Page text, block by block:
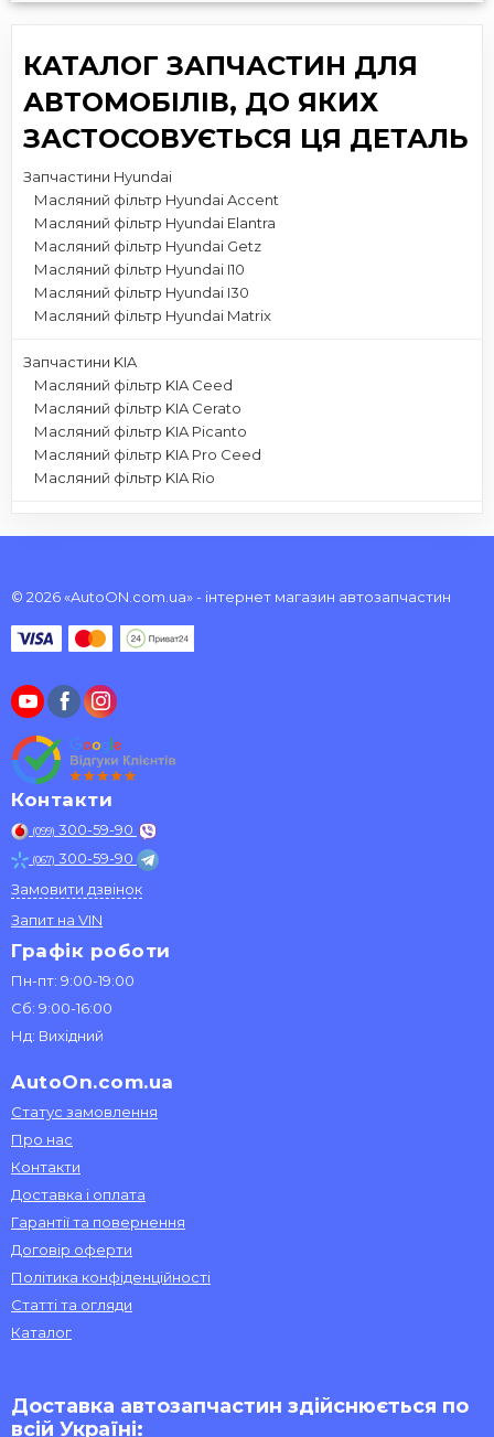
КАТАЛОГ ЗАПЧАСТИН ДЛЯ
АВТОМОБІЛІВ, ДО ЯКИХ
ЗАСТОСОВУЄТЬСЯ ЦЯ ДЕТАЛЬ
Запчастини Hyundai
Масляний фільтр Hyundai Accent
Масляний фільтр Hyundai Elantra
Масляний фільтр Hyundai Getz
Масляний фільтр Hyundai I10
Масляний фільтр Hyundai I30
Масляний фільтр Hyundai Matrix
Запчастини KIA
Масляний фільтр KIA Ceed
Масляний фільтр KIA Cerato
Масляний фільтр KIA Picanto
Масляний фільтр KIA Pro Ceed
Масляний фільтр KIA Rio
© 2026 «AutoON.com.ua» - інтернет магазин автозапчастин
Контакти
(099) 300-59-90
(067) 300-59-90
Замовити дзвінок
Запит на VIN
Графік роботи
Пн-пт: 9:00-19:00
Сб: 9:00-16:00
Нд: Вихідний
AutoOn.com.ua
Статус замовлення
Про нас
Контакти
Доставка і оплата
Гарантії та повернення
Договір оферти
Політика конфіденційності
Статті та огляди
Каталог
Доставка автозапчастин здійснюється по
всій Україні: